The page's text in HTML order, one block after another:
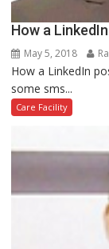
How a
May 5, 2018
How a LinkedIn
some sms...
Care Facility